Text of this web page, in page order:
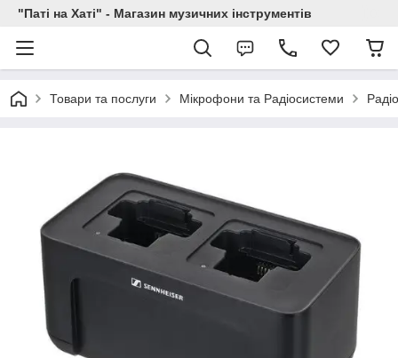
"Паті на Хаті" - Магазин музичних інструментів
Товари та послуги Мікрофони та Радіосистеми